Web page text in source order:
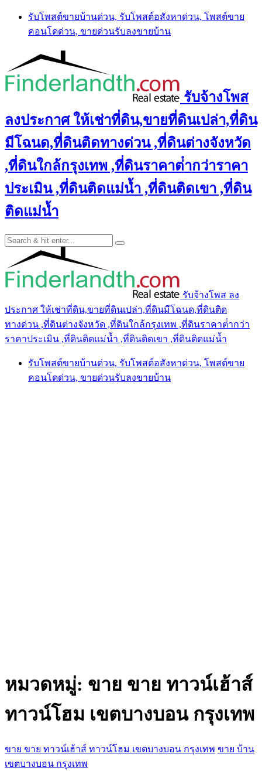
Skip
content
รับโพสต์ขายบ้านด่วน, รับโพสต์อสังหาด่วน, โพสต์ขาย
คอนโดด่วน, ขายด่วนรับลงขายบ้าน
รับจ้างโพส
ลงประกาศ ให้เช่าที่ดิน,ขายที่ดินเปล่า,ที่ดิน
มีโฉนด,ที่ดินติดทางด่วน ,ที่ดินต่างจังหวัด
,ที่ดินใกล้กรุงเทพ ,ที่ดินราคาต่ํากว่าราคา
ประเมิน ,ที่ดินติดแม่น้ำ ,ที่ดินติดเขา ,ที่ดิน
ติดแม่น้ำ
รับจ้างโพส ลง
ประกาศ ให้เช่าที่ดิน,ขายที่ดินเปล่า,ที่ดินมีโฉนด,ที่ดินติด
ทางด่วน ,ที่ดินต่างจังหวัด ,ที่ดินใกล้กรุงเทพ ,ที่ดินราคาต่ํากว่า
ราคาประเมิน ,ที่ดินติดแม่น้ำ ,ที่ดินติดเขา ,ที่ดินติดแม่น้ำ
รับโพสต์ขายบ้านด่วน, รับโพสต์อสังหาด่วน, โพสต์ขาย
คอนโดด่วน, ขายด่วนรับลงขายบ้าน
หมวดหมู่: ขาย ขาย ทาวน์เฮ้าส์
ทาวน์โฮม เขตบางบอน กรุงเทพ
ขาย ขาย ทาวน์เฮ้าส์ ทาวน์โฮม เขตบางบอน กรุงเทพ ขาย บ้าน
เขตบางบอน กรุงเทพ